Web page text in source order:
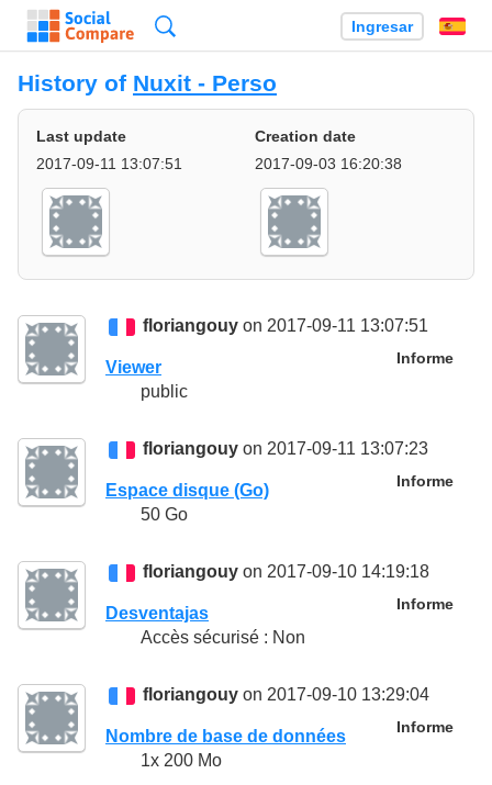
Ingresar
History of Nuxit - Perso
Last update
2017-09-11 13:07:51
Creation date
2017-09-03 16:20:38
floriangouy on 2017-09-11 13:07:51
Informe
Viewer
public
floriangouy on 2017-09-11 13:07:23
Informe
Espace disque (Go)
50 Go
floriangouy on 2017-09-10 14:19:18
Informe
Desventajas
Accès sécurisé : Non
floriangouy on 2017-09-10 13:29:04
Informe
Nombre de base de données
1x 200 Mo